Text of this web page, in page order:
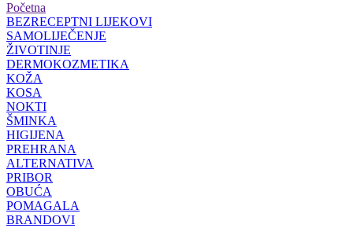
Početna
BEZRECEPTNI LIJEKOVI
SAMOLIJEČENJE
ŽIVOTINJE
DERMOKOZMETIKA
KOŽA
KOSA
NOKTI
ŠMINKA
HIGIJENA
PREHRANA
ALTERNATIVA
PRIBOR
OBUĆA
POMAGALA
BRANDOVI